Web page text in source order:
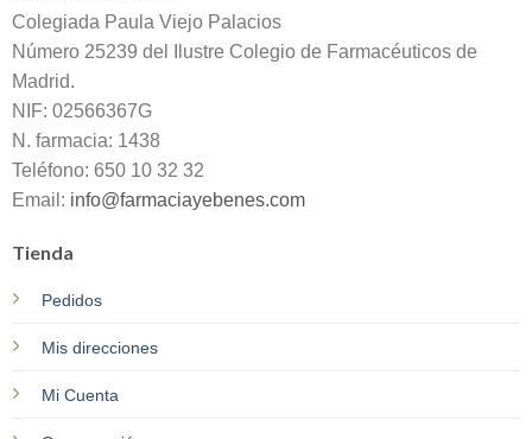
Colegiada Paula Viejo Palacios
Número 25239 del Ilustre Colegio de Farmacéuticos de
Madrid.
NIF: 02566367G
N. farmacia: 1438
Teléfono: 650 10 32 32
Email: info@farmaciayebenes.com
Tienda
Pedidos
Mis direcciones
Mi Cuenta